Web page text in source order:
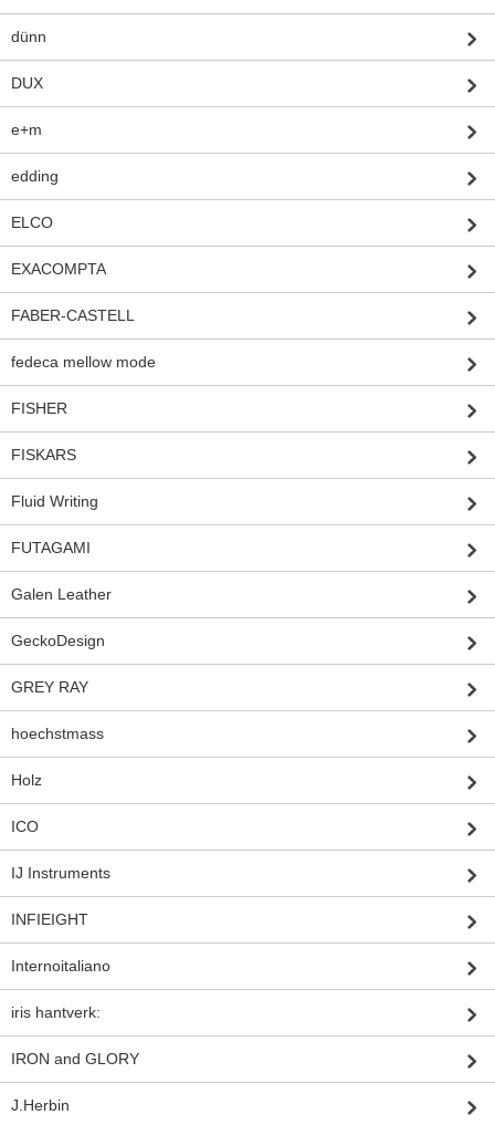
dünn
DUX
e+m
edding
ELCO
EXACOMPTA
FABER-CASTELL
fedeca mellow mode
FISHER
FISKARS
Fluid Writing
FUTAGAMI
Galen Leather
GeckoDesign
GREY RAY
hoechstmass
Holz
ICO
IJ Instruments
INFIEIGHT
Internoitaliano
iris hantverk:
IRON and GLORY
J.Herbin